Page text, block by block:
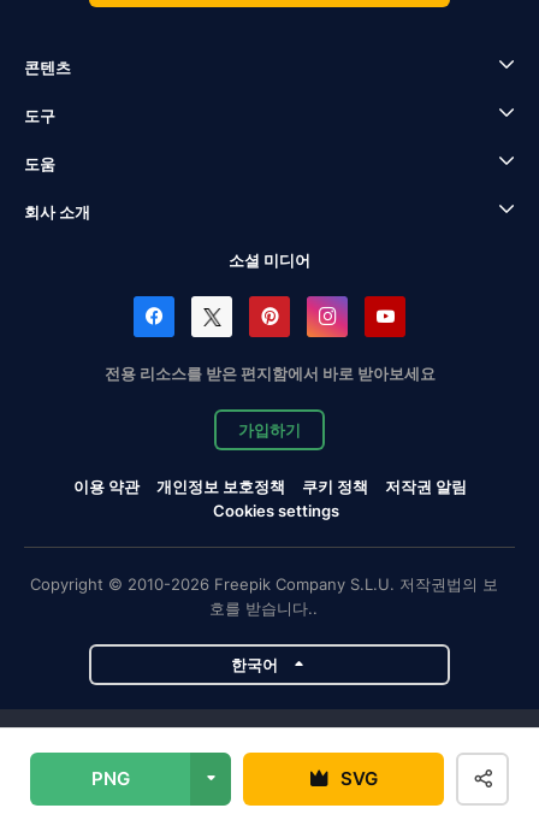
PNG SVG
콘텐츠
도구
도움
회사 소개
소셜 미디어
전용 리소스를 받은 편지함에서 바로 받아보세요
가입하기
이용 약관 개인정보 보호정책 쿠키 정책
저작권 알림
Cookies settings
Copyright © 2010-2026 Freepik Company S.L.U. 저작권법의 보
호를 받습니다..
한국어